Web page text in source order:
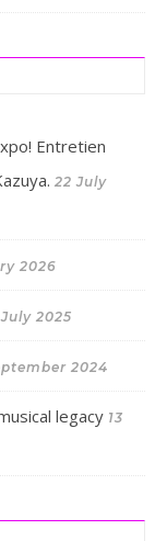
Entretien
22 July
2026
2025
2024
legacy 13